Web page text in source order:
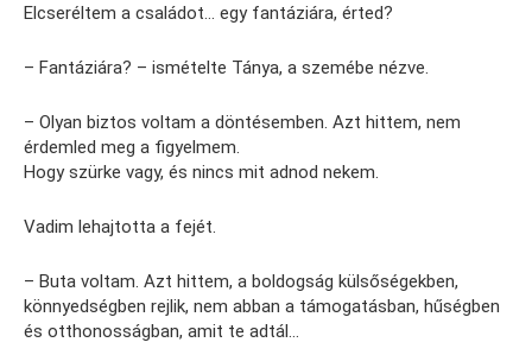
Elcseréltem a családot… egy fantáziára, érted?
– Fantáziára? – ismételte Tánya, a szemébe nézve.
– Olyan biztos voltam a döntésemben. Azt hittem, nem
érdemled meg a figyelmem.
Hogy szürke vagy, és nincs mit adnod nekem.
Vadim lehajtotta a fejét.
– Buta voltam. Azt hittem, a boldogság külsőségekben,
könnyedségben rejlik, nem abban a támogatásban, hűségben
és otthonosságban, amit te adtál…